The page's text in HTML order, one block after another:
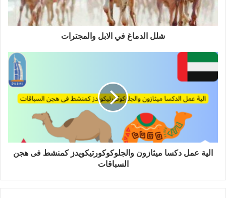
شلل الدماغ في الابل والمجترات
الية عمل دكسا ميثازون والجلوكوكورتيكويدز كمنشط فى هجن
السباقات